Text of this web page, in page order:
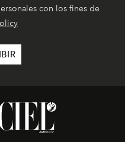
con los fines de